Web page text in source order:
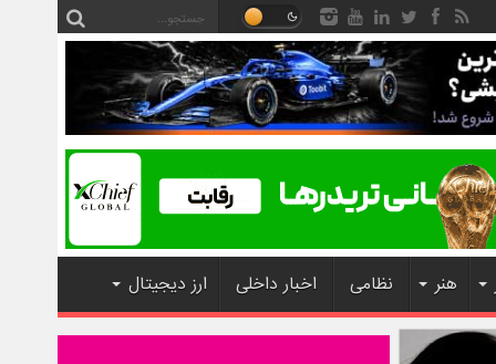
هنر نظامی اخبار داخلی ارز دیجیتال